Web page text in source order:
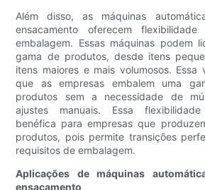
Além disso, as máquinas
ensacamento oferecem
embalagem. Essas máquinas podem
gama de produtos, desde itens
itens maiores e mais volumosos. Essa
que as empresas embalem uma
produtos sem a necessidade de
ajustes manuais. Essa
benéfica para empresas que
produtos, pois permite transições
requisitos de embalagem.
Aplicações de máquinas
ensacamento